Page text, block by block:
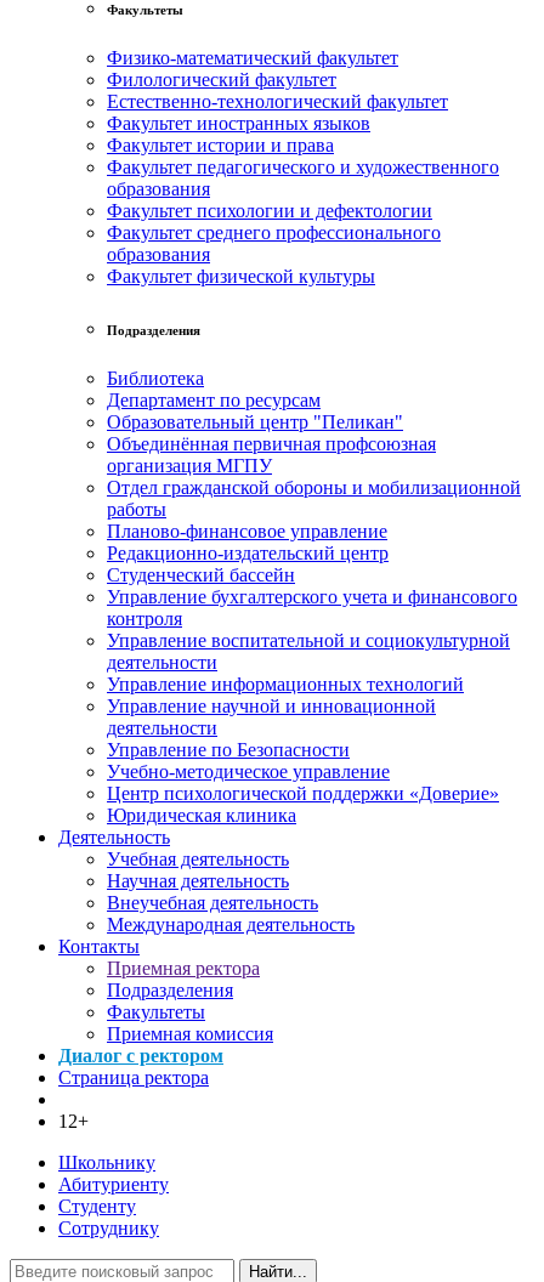
Факультеты
Физико-математический факультет
Филологический факультет
Естественно-технологический факультет
Факультет иностранных языков
Факультет истории и права
Факультет педагогического и художественного
образования
Факультет психологии и дефектологии
Факультет среднего профессионального
образования
Факультет физической культуры
Подразделения
Библиотека
Департамент по ресурсам
Образовательный центр "Пеликан"
Объединённая первичная профсоюзная
организация МГПУ
Отдел гражданской обороны и мобилизационной
работы
Планово-финансовое управление
Редакционно-издательский центр
Студенческий бассейн
Управление бухгалтерского учета и финансового
контроля
Управление воспитательной и социокультурной
деятельности
Управление информационных технологий
Управление научной и инновационной
деятельности
Управление по Безопасности
Учебно-методическое управление
Центр психологической поддержки «Доверие»
Юридическая клиника
Деятельность
Учебная деятельность
Научная деятельность
Внеучебная деятельность
Международная деятельность
Контакты
Приемная ректора
Подразделения
Факультеты
Приемная комиссия
Диалог с ректором
Страница ректора
12+
Школьнику
Абитуриенту
Студенту
Сотруднику
Найти...